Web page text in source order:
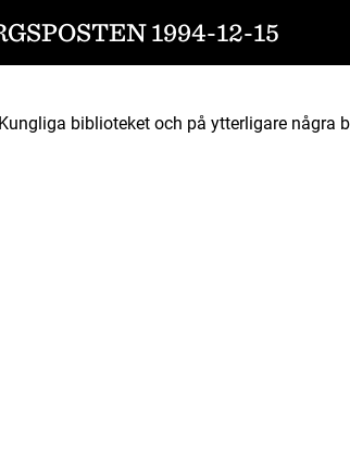
1994-12-15
biblioteket och på ytterligare några